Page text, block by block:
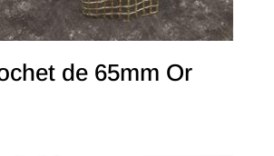
de 65mm Or